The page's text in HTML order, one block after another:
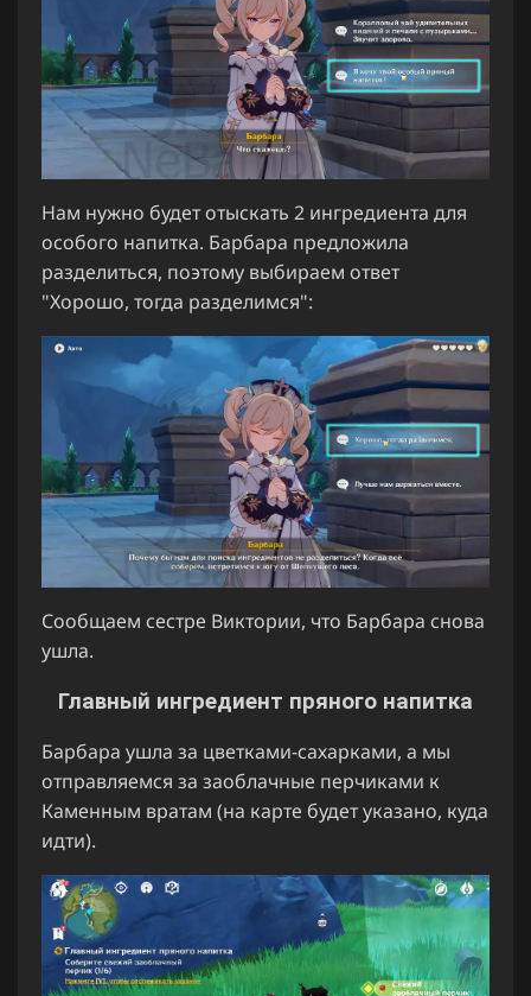
Нам нужно будет отыскать 2 ингредиента для
особого напитка. Барбара предложила
разделиться, поэтому выбираем ответ
"Хорошо, тогда разделимся":
Сообщаем сестре Виктории, что Барбара снова
ушла.
Главный ингредиент пряного напитка
Барбара ушла за цветками-сахарками, а мы
отправляемся за заоблачные перчиками к
Каменным вратам (на карте будет указано, куда
идти).